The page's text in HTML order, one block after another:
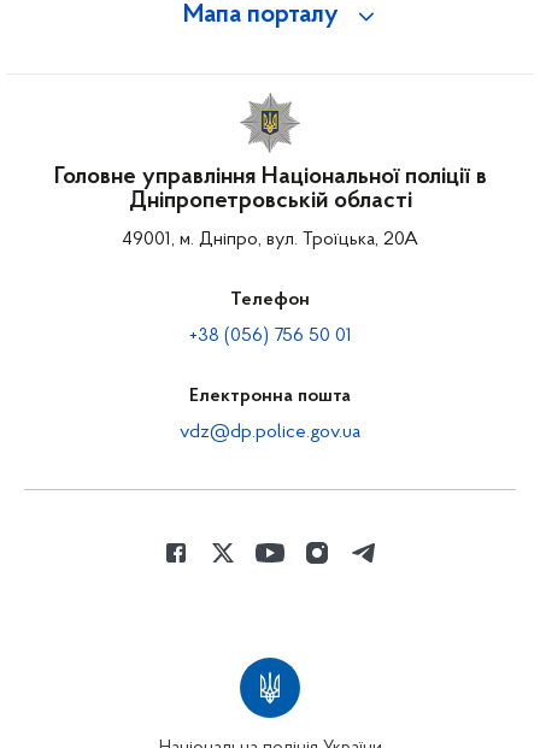
Мапа порталу
Головне управління Національної поліції в
Дніпропетровській області
49001, м. Дніпро, вул. Троїцька, 20А
Телефон
+38 (056) 756 50 01
Електронна пошта
vdz@dp.police.gov.ua